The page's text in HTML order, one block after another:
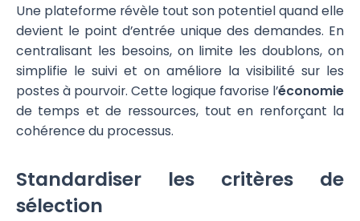
Une plateforme révèle tout son potentiel quand elle
devient le point d’entrée unique des demandes. En
centralisant les besoins, on limite les doublons, on
simplifie le suivi et on améliore la visibilité sur les
postes à pourvoir. Cette logique favorise l’économie
de temps et de ressources, tout en renforçant la
cohérence du processus.
Standardiser les critères de
sélection